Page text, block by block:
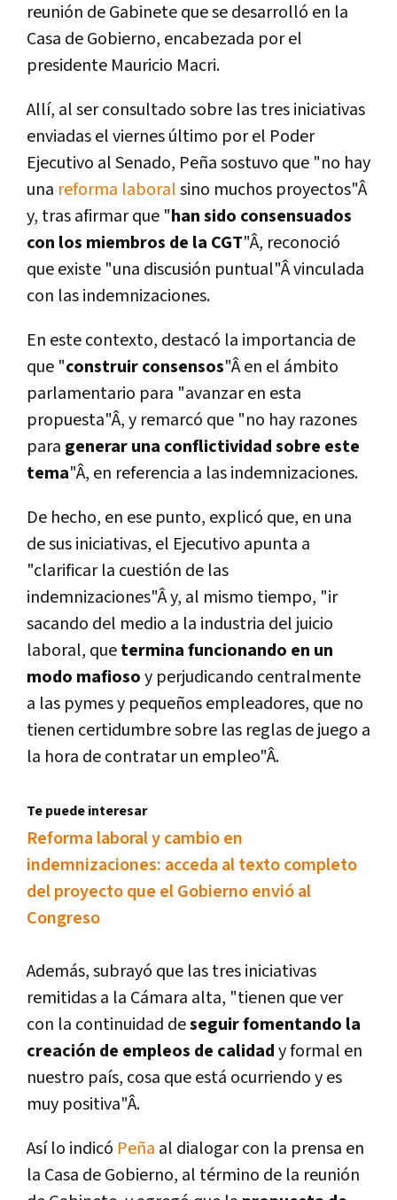
reunión de Gabinete que se desarrolló en la
Casa de Gobierno, encabezada por el
presidente Mauricio Macri.
Allí­, al ser consultado sobre las tres iniciativas
enviadas el viernes último por el Poder
Ejecutivo al Senado, Peña sostuvo que "no hay
una reforma laboralsino muchos proyectos"Â
y, tras afirmar que "han sido consensuados
con los miembros de la CGT"Â, reconoció
que existe "una discusión puntual"Â vinculada
con las indemnizaciones.
En este contexto, destacó la importancia de
que "construir consensos"Â en el ámbito
parlamentario para "avanzar en esta
propuesta"Â, y remarcó que "no hay razones
para generar una conflictividad sobre este
tema"Â, en referencia a las indemnizaciones.
De hecho, en ese punto, explicó que, en una
de sus iniciativas, el Ejecutivo apunta a
"clarificar la cuestión de las
indemnizaciones"Â y, al mismo tiempo, "ir
sacando del medio a la industria del juicio
laboral, quetermina funcionando en un
modo mafiosoy perjudicando centralmente
a las pymes y pequeños empleadores, que no
tienen certidumbre sobre las reglas de juego a
la hora de contratar un empleo"Â.
Te puede interesar
Reforma laboral y cambio en
indemnizaciones: acceda al texto completo
del proyecto que el Gobierno envió al
Congreso
Además, subrayó que las tres iniciativas
remitidas a la Cámara alta, "tienen que ver
con la continuidad deseguir fomentando la
creación de empleos de calidady formal en
nuestro paí­s, cosa que está ocurriendo y es
muy positiva"Â.
Así­ lo indicó Peña al dialogar con la prensa en
la Casa de Gobierno, al término de la reunión